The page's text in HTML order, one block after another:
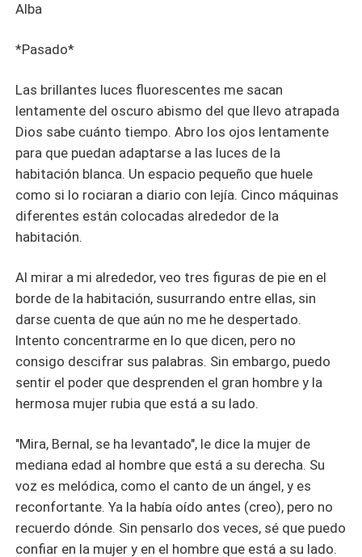
Alba
*Pasado*
Las brillantes luces fluorescentes me sacan
lentamente del oscuro abismo del que llevo atrapada
Dios sabe cuánto tiempo. Abro los ojos lentamente
para que puedan adaptarse a las luces de la
habitación blanca. Un espacio pequeño que huele
como si lo rociaran a diario con lejía. Cinco máquinas
diferentes están colocadas alrededor de la
habitación.
Al mirar a mi alrededor, veo tres figuras de pie en el
borde de la habitación, susurrando entre ellas, sin
darse cuenta de que aún no me he despertado.
Intento concentrarme en lo que dicen, pero no
consigo descifrar sus palabras. Sin embargo, puedo
sentir el poder que desprenden el gran hombre y la
hermosa mujer rubia que está a su lado.
"Mira, Bernal, se ha levantado", le dice la mujer de
mediana edad al hombre que está a su derecha. Su
voz es melódica, como el canto de un ángel, y es
reconfortante. Ya la había oído antes (creo), pero no
recuerdo dónde. Sin pensarlo dos veces, sé que puedo
confiar en la mujer y en el hombre que está a su lado.